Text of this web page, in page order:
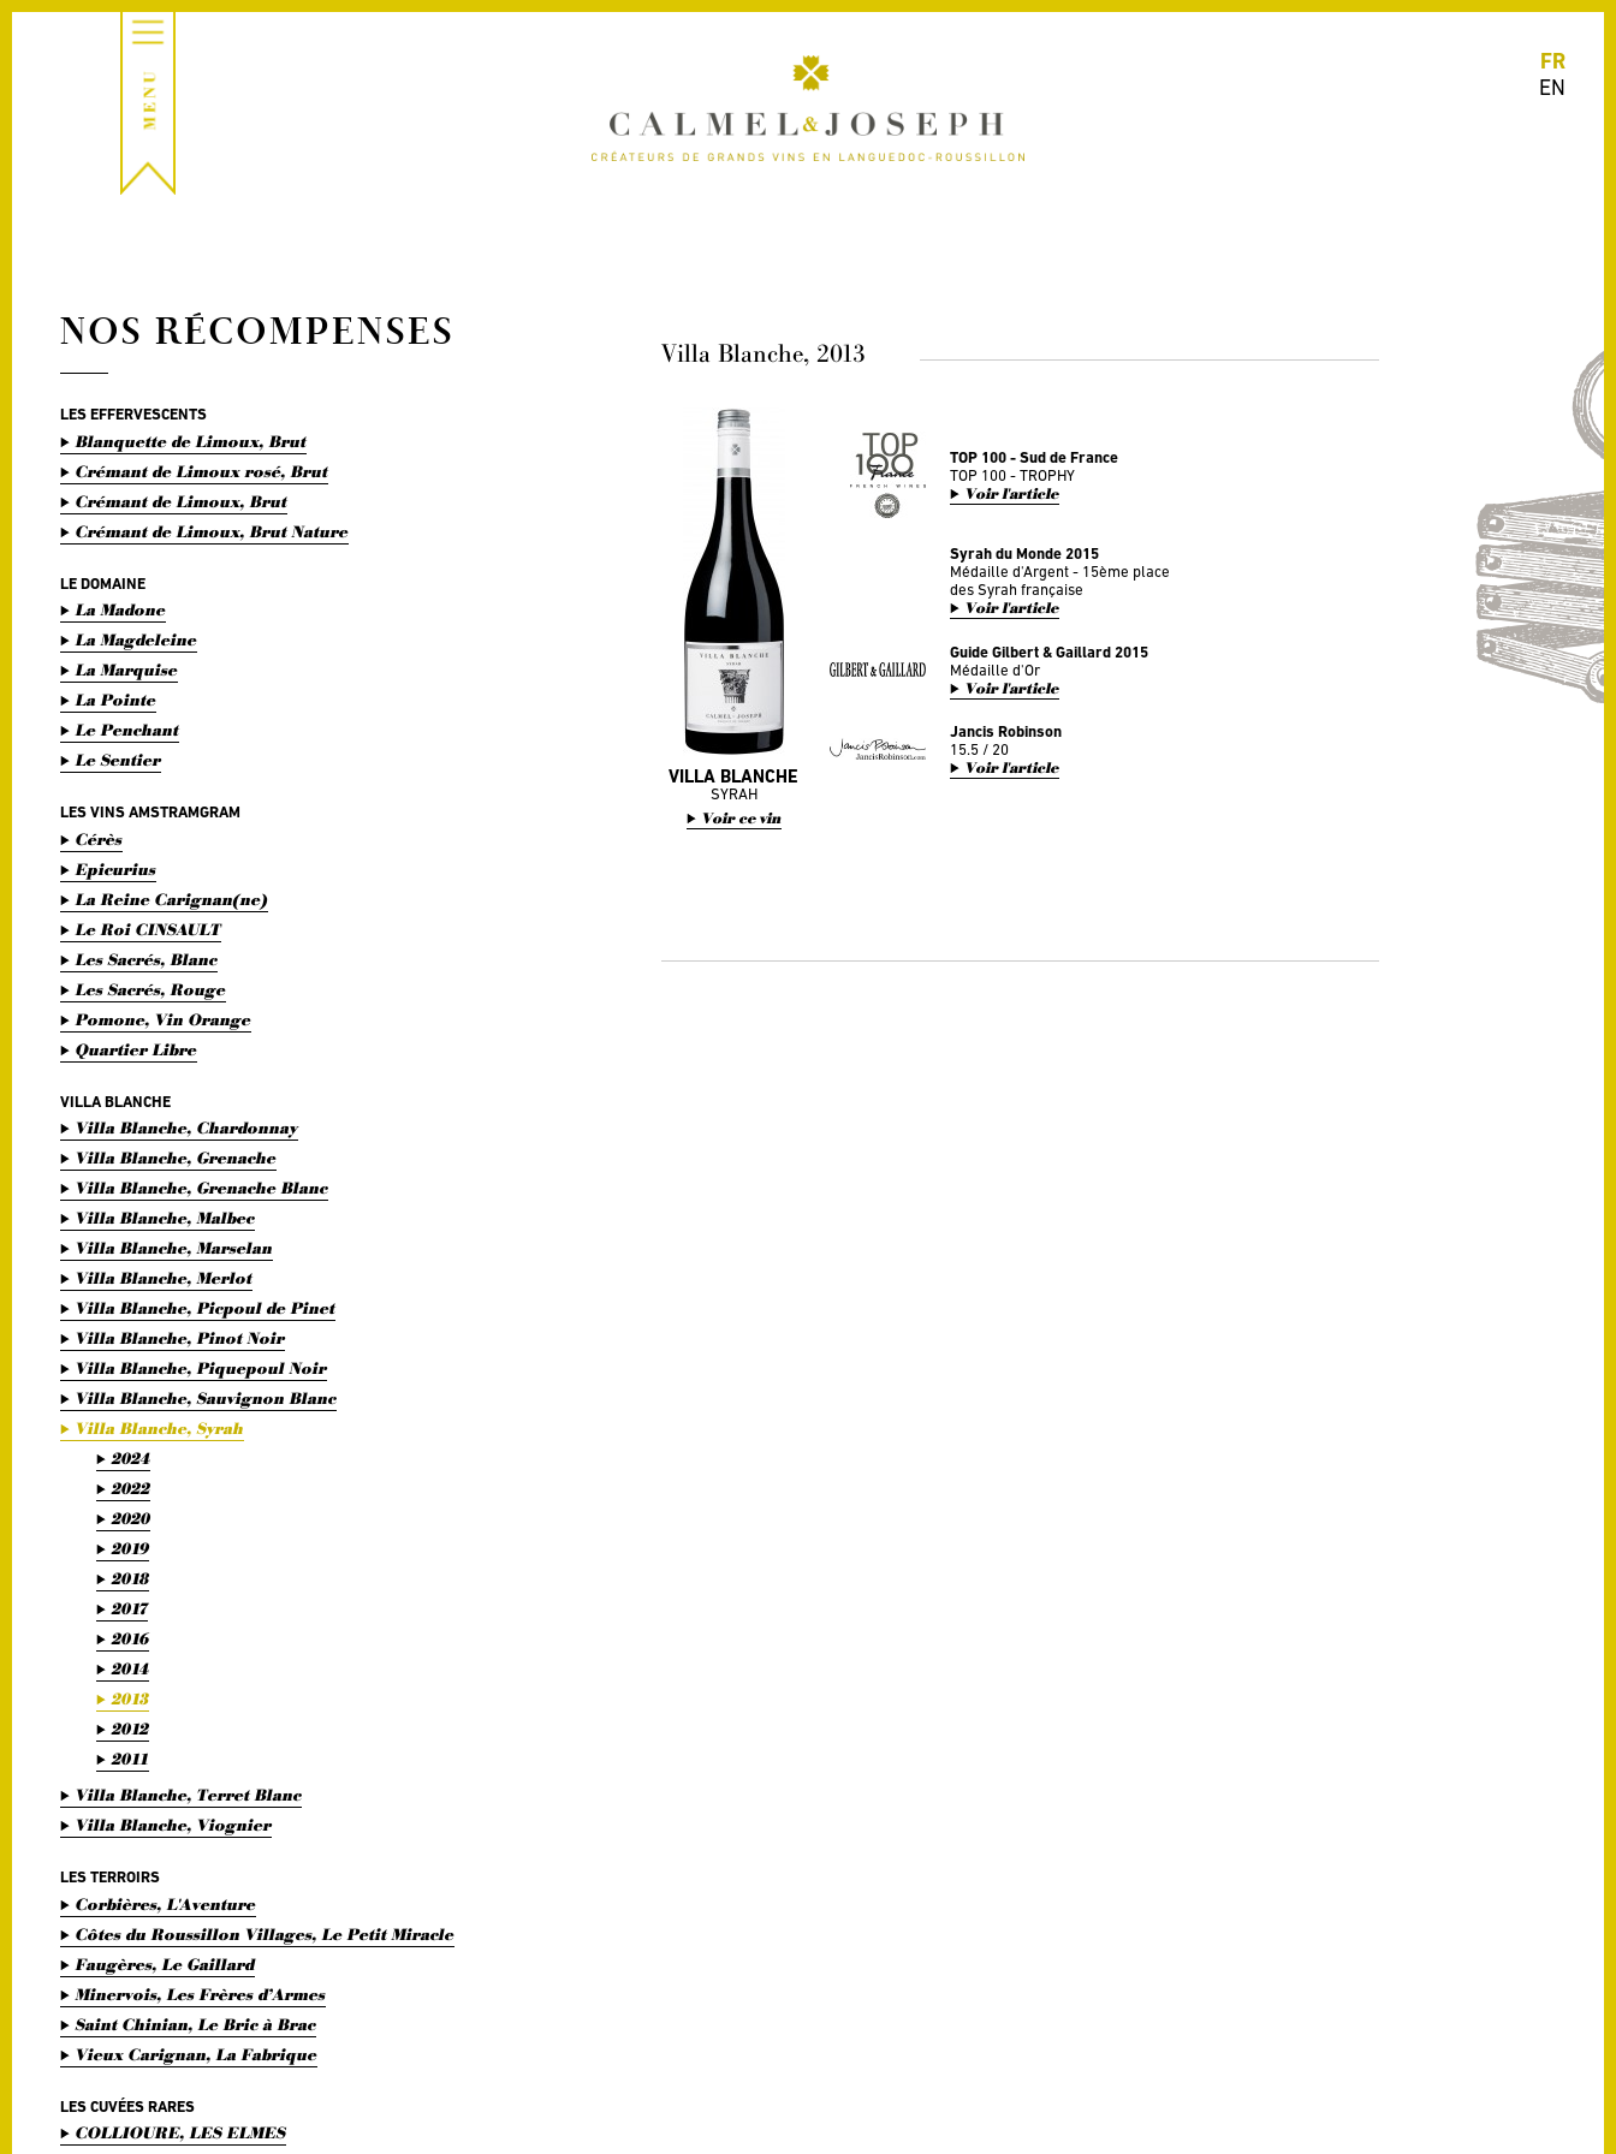
FR
EN
NOS RÉCOMPENSES
LES EFFERVESCENTS
Blanquette de Limoux, Brut
Crémant de Limoux rosé, Brut
Crémant de Limoux, Brut
Crémant de Limoux, Brut Nature
LE DOMAINE
La Madone
La Magdeleine
La Marquise
La Pointe
Le Penchant
Le Sentier
LES VINS AMSTRAMGRAM
Cérès
Epicurius
La Reine Carignan(ne)
Le Roi CINSAULT
Les Sacrés, Blanc
Les Sacrés, Rouge
Pomone, Vin Orange
Quartier Libre
VILLA BLANCHE
Villa Blanche, Chardonnay
Villa Blanche, Grenache
Villa Blanche, Grenache Blanc
Villa Blanche, Malbec
Villa Blanche, Marselan
Villa Blanche, Merlot
Villa Blanche, Picpoul de Pinet
Villa Blanche, Pinot Noir
Villa Blanche, Piquepoul Noir
Villa Blanche, Sauvignon Blanc
Villa Blanche, Syrah
2024
2022
2020
2019
2018
2017
2016
2014
2013
2012
2011
Villa Blanche, Terret Blanc
Villa Blanche, Viognier
LES TERROIRS
Corbières, L'Aventure
Côtes du Roussillon Villages, Le Petit Miracle
Faugères, Le Gaillard
Minervois, Les Frères d’Armes
Saint Chinian, Le Bric à Brac
Vieux Carignan, La Fabrique
LES CUVÉES RARES
COLLIOURE, LES ELMES
Villa Blanche, 2013
VILLA BLANCHE
SYRAH
Voir ce vin
TOP 100 - Sud de France
TOP 100 - TROPHY
Voir l'article
Syrah du Monde 2015
Médaille d'Argent - 15ème place
des Syrah française
Voir l'article
Guide Gilbert & Gaillard 2015
Médaille d'Or
Voir l'article
Jancis Robinson
15.5 / 20
Voir l'article